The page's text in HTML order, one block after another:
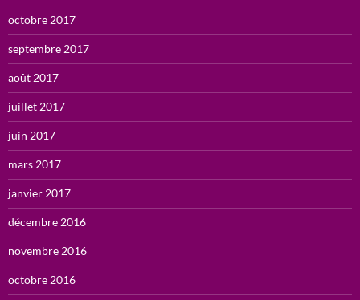
octobre 2017
septembre 2017
août 2017
juillet 2017
juin 2017
mars 2017
janvier 2017
décembre 2016
novembre 2016
octobre 2016